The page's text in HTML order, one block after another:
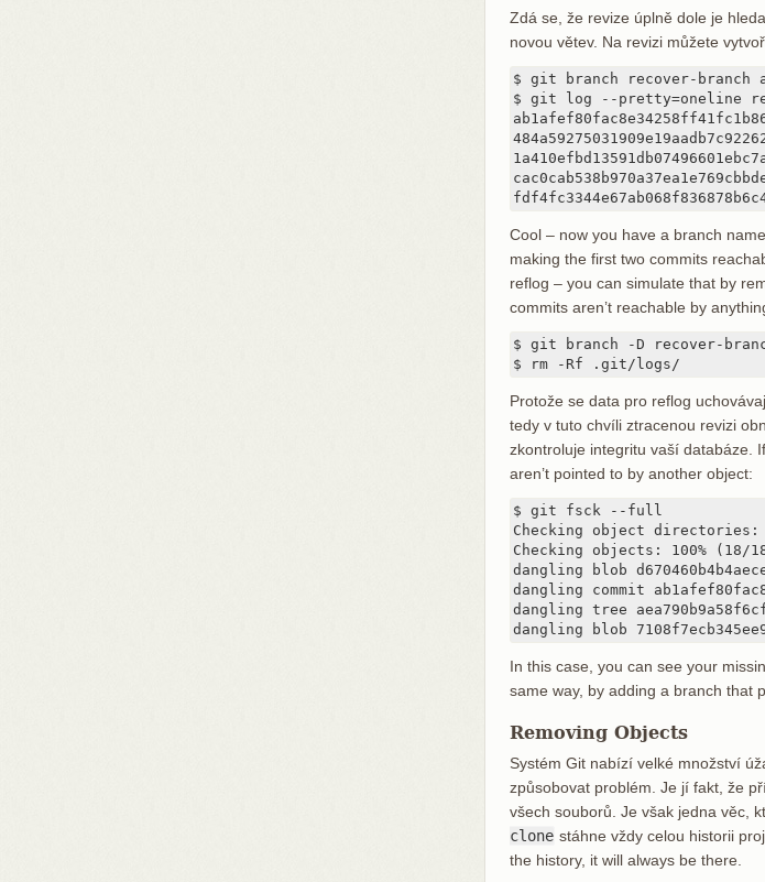
Zdá se, že revize úplně dole je
novou větev. Na revizi můžete
$ git branch recover-branch
$ git log --pretty=oneline
Cool – now you have a branch
making the first two commits
reflog – you can simulate that by
commits aren’t reachable by
$ git branch -D recover-
$ rm -Rf .git/logs/
Protože se data pro reflog
tedy v tuto chvíli ztracenou revizi
zkontroluje integritu vaší databáze.
aren’t pointed to by another object:
$ git fsck --full
Checking object directories:
Checking objects: 100% (18/
dangling blob
dangling commit
dangling tree
dangling blob
In this case, you can see your
same way, by adding a branch that
Removing Objects
Systém Git nabízí velké množství
způsobovat problém. Je jí fakt, že
všech souborů. Je však jedna věc,
clone stáhne vždy celou historii
the history, it will always be there.